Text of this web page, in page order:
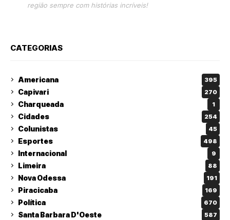
região sempre com histórias incríveis!
CATEGORIAS
Americana 395
Capivari 270
Charqueada 1
Cidades 254
Colunistas 45
Esportes 498
Internacional 9
Limeira 88
Nova Odessa 191
Piracicaba 169
Política 670
Santa Barbara D'Oeste 587